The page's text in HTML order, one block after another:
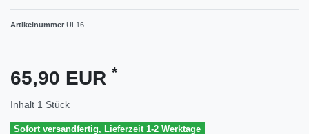
Artikelnummer UL16
65,90 EUR *
Inhalt 1 Stück
Sofort versandfertig, Lieferzeit 1-2 Werktage